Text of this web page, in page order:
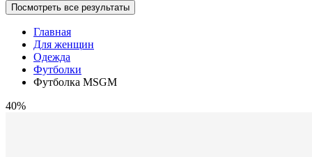
Посмотреть все результаты
Главная
Для женщин
Одежда
Футболки
Футболка MSGM
40%